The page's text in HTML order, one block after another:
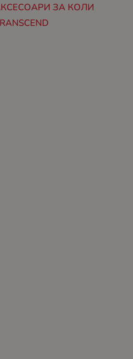
ЗА КОЛИ